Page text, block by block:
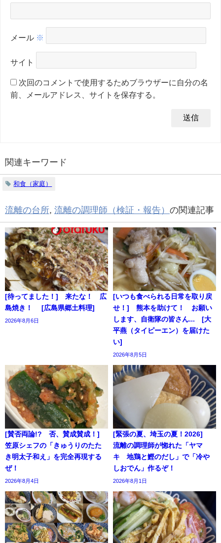
メール ※
サイト
次回のコメントで使用するためブラウザーに自分の名
前、メールアドレス、サイトを保存する。
関連キーワード
和食（家庭）
流離の台所, 流離の調理師（検証・報告） の関連記事
[待ってました！] 来たな！ 広
島焼き！ [広島県郷土料理]
2026年8月6日
[いつも食べられる日常を取り戻
せ！] 熊本を助けて！ お願い
します、自衛隊の皆さん... [大
平燕（タイピーエン）を届けた
い]
2026年8月5日
[賛否両論!? 否、賛成賛成！]
笠原シェフの「きゅうりのたた
き明太子和え」を完全再現する
ぜ！
2026年8月4日
[緊張の夏、埼玉の夏！2026]
流離の調理師が惚れた「ヤマ
キ 地鶏と鰹のだし」で「冷や
しおでん」作るぞ！
2026年8月1日